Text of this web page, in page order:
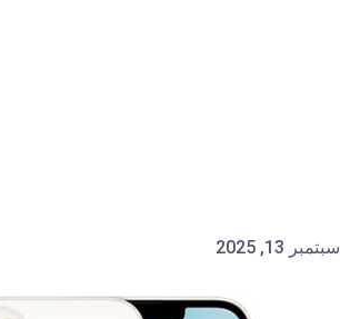
سبتمبر 13, 2025